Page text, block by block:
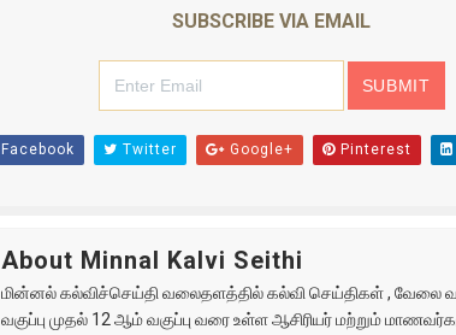
SUBSCRIBE VIA EMAIL
Facebook Twitter Google+ Pinterest
About Minnal Kalvi Seithi
மின்னல் கல்விச்செய்தி வலைதளத்தில் கல்வி செய்திகள் , வேலை
வகுப்பு முதல் 12 ஆம் வகுப்பு வரை உள்ள ஆசிரியர் மற்றும்